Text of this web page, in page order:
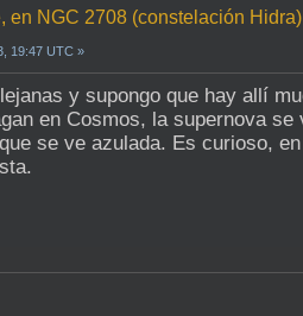
en NGC 2708 (constelación Hidra)
19:47 UTC »
y supongo que hay allí
en Cosmos, la supernova
se ve azulada. Es curioso,